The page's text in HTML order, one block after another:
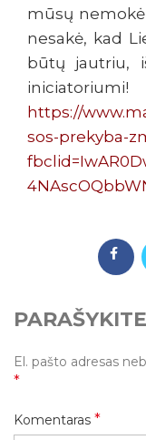
mūsų
nesakė, kad
būtų jautriu,
iniciatoriumi!
https://
sos-prekyba-
El. pašto adresas
*
Komentaras *